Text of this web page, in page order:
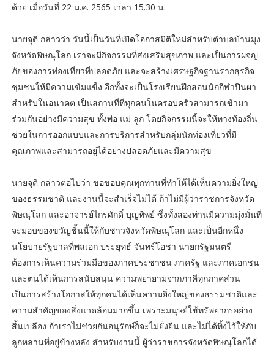
ด้วย เมื่อวันที่ 22 ม.ค. 2565 เวลา 15.30 น.
นายจุติ กล่าวว่า วันนี้เป็นวันที่เปิดโอกาสมิติใหม่สำหรับตำบลบ้านมุง
จังหวัดพิษณุโลก เราจะมีกิจกรรมที่ส่งเสริมสุขภาพ และเป็นการผจญ
ภัยของการท่องเที่ยวที่ปลอดภัย และจะสร้างเศรษฐกิจฐานรากธุรกิจ
ชุมชนให้มีความเข้มแข็ง อีกทั้งจะเป็นโรงเรียนฝึกสอนนักกีฬาปีนผา
สำหรับในอนาคต เป็นสถานที่ที่ทุกคนในครอบครัวสามารถเข้ามา
ร่วมกันอย่างมีความสุข ทั้งพ่อ แม่ ลูก โดยกิจกรรมนี้จะให้ทางท้องถิ่น
ช่วยในการออกแบบและการบริการสำหรับกลุ่มนักท่องเที่ยวที่มี
คุณภาพและสามารถอยู่ได้อย่างปลอดภัยและมีความสุข
นายจุติ กล่าวต่อไปว่า ขอขอบคุณทุกท่านที่ทำให้ได้เห็นความยิ่งใหญ่
ของธรรมชาติ และงานนี้จะสำเร็จไม่ได้ ถ้าไม่มีผู้ว่าราชการจังหวัด
พิษณุโลก และอาจารย์ไกรศักดิ์ บุญทิพย์ ซึ่งทั้งสองท่านมีความมุ่งมั่นที่
จะมอบของขวัญชิ้นนี้ให้กับชาวจังหวัดพิษณุโลก และเป็นอีกหนึ่ง
นโยบายรัฐบาลที่พลเอก ประยุทธ์ จันทร์โอชา นายกรัฐมนตรี
ต้องการเห็นความร่วมมือของภาคประชาชน ภาครัฐ และภาคเอกชน
และตนได้เห็นการสนับสนุน ความพยายามจากภาคีทุกภาคส่วน
เป็นการสร้างโอกาสให้ทุกคนได้เห็นความยิ่งใหญ่ของธรรมชาติและ
ความสำคัญของสิ่งแวดล้อมมากขึ้น เพราะมนุษย์ใช้ทรัพยากรอย่าง
สิ้นเปลือง ถ้าเราไม่ช่วยกันอนุรักษ์ก็จะไม่ยั่งยืน และไม่ได้ทิ้งไว้ให้กับ
ลูกหลานที่อยู่ข้างหลัง สำหรับงานนี้ ผู้ว่าราชการจังหวัดพิษณุโลกได้